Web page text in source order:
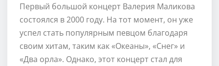
Первый большой концерт Валерия Маликова
состоялся в 2000 году. На тот момент, он уже
успел стать популярным певцом благодаря
своим хитам, таким как «Океаны», «Снег» и
«Два орла». Однако, этот концерт стал для